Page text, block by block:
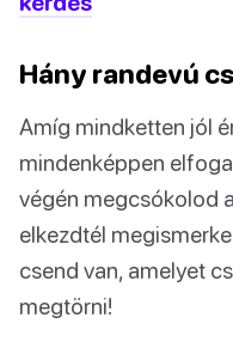
Hány randevú
Amíg mindketten jól
mindenképpen
végén megcsókolod
elkezdtél
csend van, amelyet
megtörni!